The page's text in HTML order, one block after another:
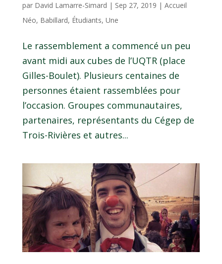
par David Lamarre-Simard | Sep 27, 2019 | Accueil
Néo, Babillard, Étudiants, Une
Le rassemblement a commencé un peu
avant midi aux cubes de l’UQTR (place
Gilles-Boulet). Plusieurs centaines de
personnes étaient rassemblées pour
l’occasion. Groupes communautaires,
partenaires, représentants du Cégep de
Trois-Rivières et autres...